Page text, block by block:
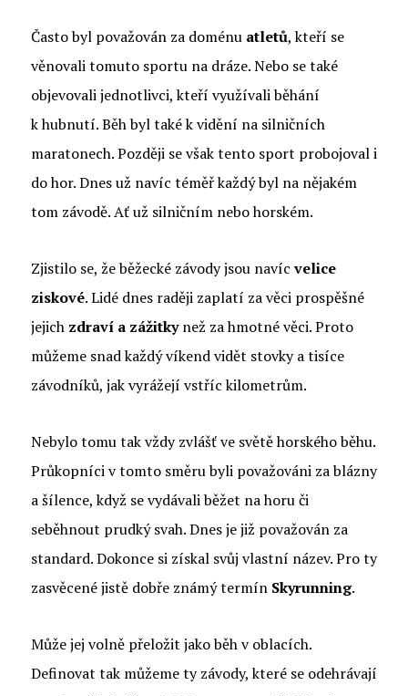
Často byl považován za doménu atletů, kteří se
věnovali tomuto sportu na dráze. Nebo se také
objevovali jednotlivci, kteří využívali běhání
k hubnutí. Běh byl také k vidění na silničních
maratonech. Později se však tento sport probojoval i
do hor. Dnes už navíc téměř každý byl na nějakém
tom závodě. Ať už silničním nebo horském.
Zjistilo se, že běžecké závody jsou navícvelice
ziskové. Lidé dnes raději zaplatí za věci prospěšné
jejich zdraví a zážitkynež za hmotné věci. Proto
můžeme snad každý víkend vidět stovky a tisíce
závodníků, jak vyrážejí vstříc kilometrům.
Nebylo tomu tak vždy zvlášť ve světě horského běhu.
Průkopníci v tomto směru byli považováni za blázny
a šílence, když se vydávali běžet na horu či
seběhnout prudký svah. Dnes je již považován za
standard. Dokonce si získal svůj vlastní název. Pro ty
zasvěcené jistě dobře známý termín Skyrunning.
Může jej volně přeložit jako běh v oblacích.
Definovat tak můžeme ty závody, které se odehrávají